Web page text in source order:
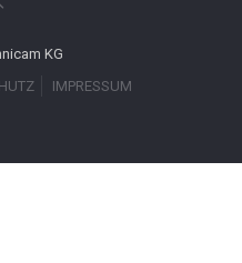
KG
IMPRESSUM